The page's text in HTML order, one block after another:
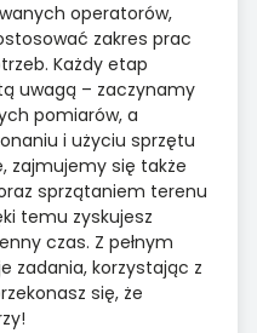
operatorów,
zakres prac
Każdy etap
uwagą – zaczynamy
pomiarów, a
i użyciu sprzętu
zajmujemy się także
sprzątaniem terenu
temu zyskujesz
czas. Z pełnym
zadania, korzystając z
się, że